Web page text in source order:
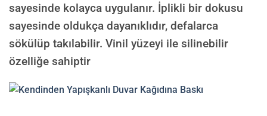
sayesinde kolayca uygulanır. İplikli bir dokusu
sayesinde oldukça dayanıklıdır, defalarca
sökülüp takılabilir. Vinil yüzeyi ile silinebilir
özelliğe sahiptir